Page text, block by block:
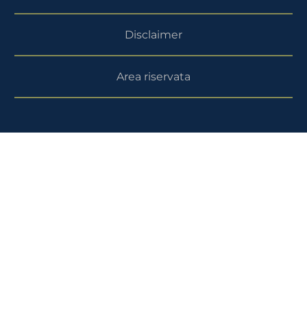
Disclaimer
Area riservata